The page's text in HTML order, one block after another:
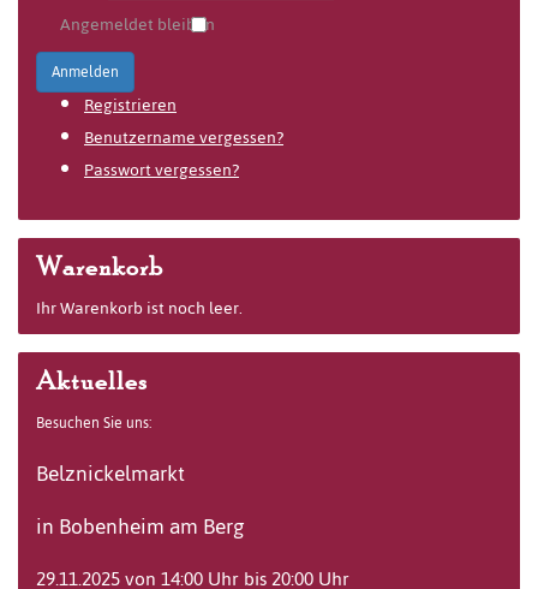
Angemeldet bleiben
Anmelden
Registrieren
Benutzername vergessen?
Passwort vergessen?
Warenkorb
Ihr Warenkorb ist noch leer.
Aktuelles
Besuchen Sie uns:
Belznickelmarkt
in Bobenheim am Berg
29.11.2025 von 14:00 Uhr bis 20:00 Uhr